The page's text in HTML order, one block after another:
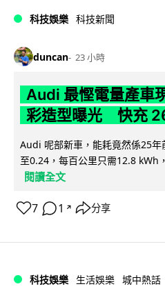
科技娛樂 科技新聞
duncan 23 小時
Audi 最慳電量產
彩造型曝光 快充
Audi 呢部新車，能耗竟然係25
至0.24，每百公里只需12.8 kWh
閱讀全文
7 1 ↗ 分享
科技娛樂 生活娛樂 城中熱話